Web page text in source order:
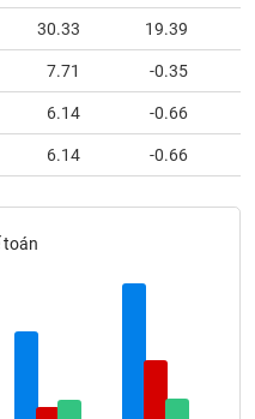
30.33 19.39
7.71 -0.35
6.14 -0.66
6.14 -0.66
toán